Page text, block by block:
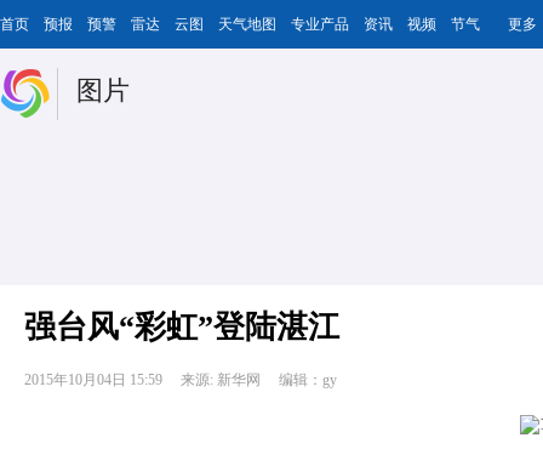
首页 预报 预警 雷达 云图 天气地图 专业产品 资讯 视频 节气 更多
图片
强台风“彩虹”登陆湛江
2015年10月04日 15:59 来源: 新华网 编辑：gy